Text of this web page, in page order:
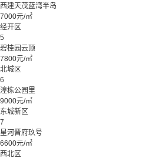
西建天茂蓝湾半岛
7000元/㎡
经开区
5
碧桂园云顶
7800元/㎡
北城区
6
湟栋公园里
9000元/㎡
东城新区
7
星河晋府玖号
6600元/㎡
西北区